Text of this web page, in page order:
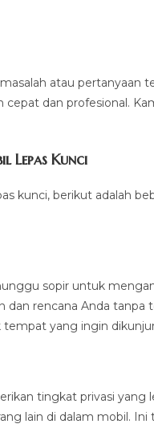
atau
dan profesional.
Lepas Kunci
kunci, berikut adalah
sopir untuk
rencana Anda
yang ingin
tingkat privasi yang
lain di dalam mobil.